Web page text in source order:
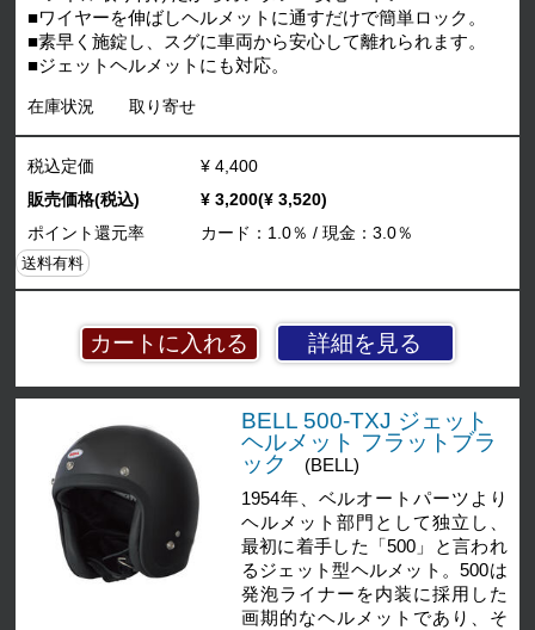
■ワイヤーを伸ばしヘルメットに通すだけで簡単ロック。
■素早く施錠し、スグに車両から安心して離れられます。
■ジェットヘルメットにも対応。
在庫状況 取り寄せ
詳細を見る
税込定価
¥ 4,400
販売価格(税込)
¥ 3,200(¥ 3,520)
ポイント還元率
カード：1.0％ / 現金：3.0％
送料有料
BELL 500-TXJ ジェット
ヘルメット フラットブラ
ック
(BELL)
1954年、ベルオートパーツより
ヘルメット部門として独立し、
最初に着手した「500」と言われ
るジェット型ヘルメット。500は
発泡ライナーを内装に採用した
画期的なヘルメットであり、そ